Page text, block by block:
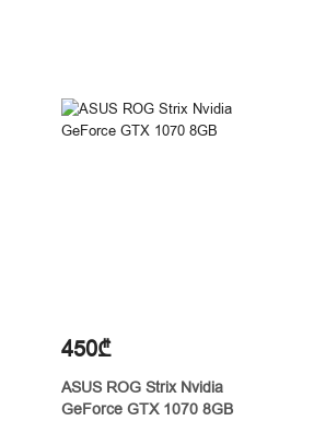
450₾
ASUS ROG Strix Nvidia
GeForce GTX 1070 8GB